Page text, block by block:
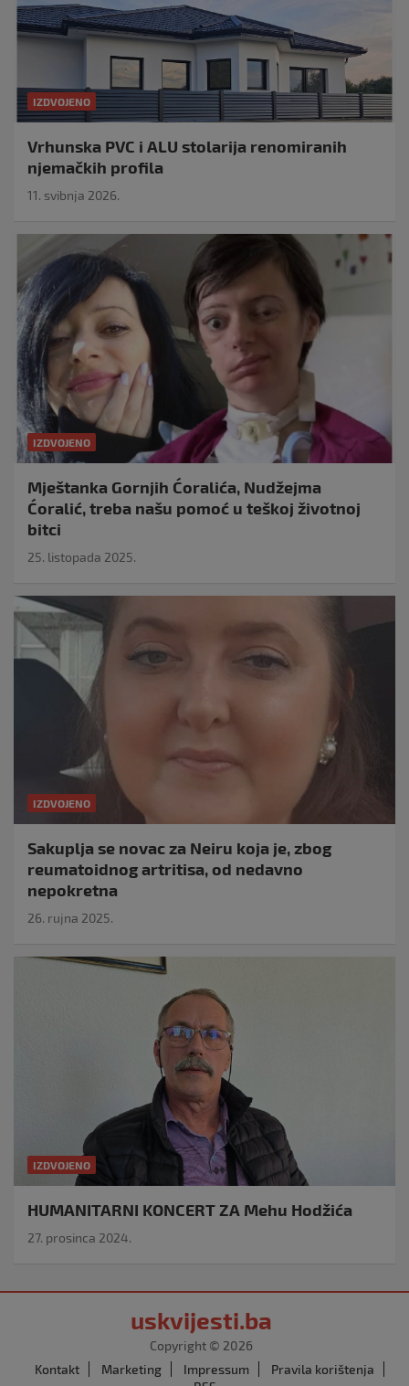
IZDVOJENO
Vrhunska PVC i ALU stolarija renomiranih
njemačkih profila
11. svibnja 2026.
IZDVOJENO
Mještanka Gornjih Ćoralića, Nudžejma
Ćoralić, treba našu pomoć u teškoj životnoj
bitci
25. listopada 2025.
IZDVOJENO
Sakuplja se novac za Neiru koja je, zbog
reumatoidnog artritisa, od nedavno
nepokretna
26. rujna 2025.
IZDVOJENO
HUMANITARNI KONCERT ZA Mehu Hodžića
27. prosinca 2024.
uskvijesti.ba
Copyright © 2026
Kontakt
Marketing Impressum
Pravila korištenja